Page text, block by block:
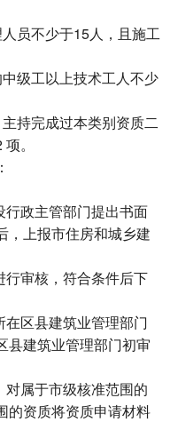
员不少于15人，且施工
级工以上技术工人不少
持完成过本类别资质二
。
政主管部门提出书面
，上报市住房和城乡建
审核，符合条件后下
区县建筑业管理部门
县建筑业管理部门初审
属于市级核准范围的
的资质将资质申请材料